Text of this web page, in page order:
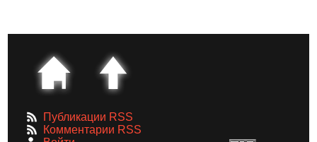
Публикации RSS
Комментарии RSS